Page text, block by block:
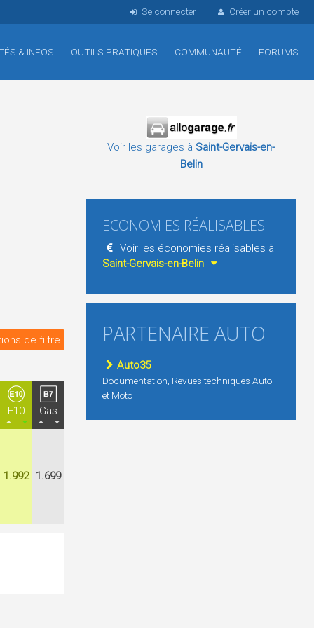
Se connecter Créer un compte
& INFOS OUTILS PRATIQUES COMMUNAUTÉ FORUMS
de filtre
E10
Gas
1.992 1.699
Voir les garages à Saint-Gervais-en-
Belin
ECONOMIES RÉALISABLES
Voir les économies réalisables à
Saint-Gervais-en-Belin
PARTENAIRE AUTO
Auto35
Documentation, Revues techniques Auto
et Moto